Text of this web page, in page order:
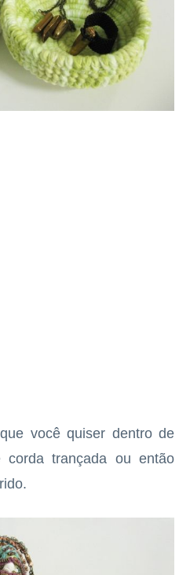
você quiser dentro de
corda trançada ou então